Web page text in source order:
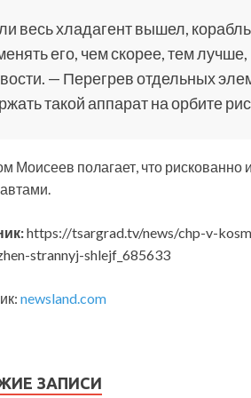
весь хладагент вышел,
его, чем скорее, тем
— Перегрев отдельных
такой аппарат на орбите
Моисеев полагает, что рискованно
https://tsargrad.tv/news/chp-v-
strannyj-shlejf_685633
newsland.com
ЗАПИСИ